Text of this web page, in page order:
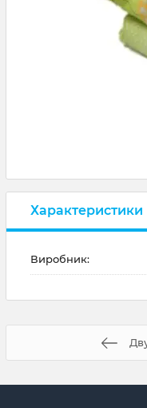
Характеристики
Виробник: